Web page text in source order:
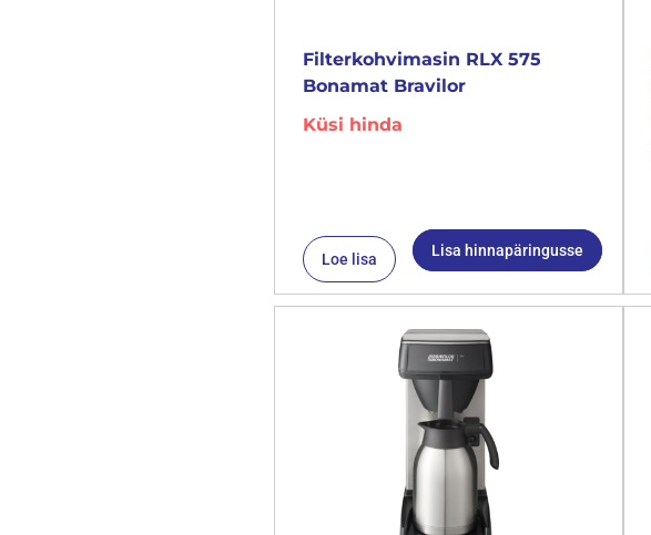
Filterkohvimasin RLX 575
Bonamat Bravilor
Küsi hinda
Loe lisa Lisa hinnapäringusse